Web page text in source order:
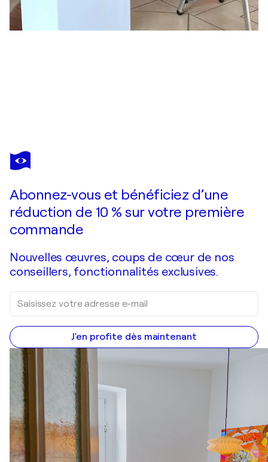
JEAN SOYER
Référence 2000 12 04 - Huile sur toile 116x89cm
Abonnez-vous et bénéficiez d’une
réduction de 10 % sur votre première
commande
Nouvelles œuvres, coups de cœur de nos
conseillers, fonctionnalités exclusives.
J'en profite dès maintenant